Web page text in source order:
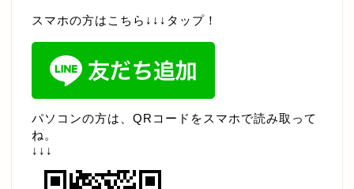
スマホの方はこちら↓↓↓タップ！
パソコンの方は、QRコードをスマホで読み取って
ね。
↓↓↓
パスワードのリセット
お知らせ・新着情報